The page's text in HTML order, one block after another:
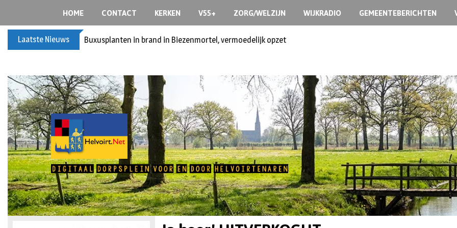
HOME CONTACT KERKEN V55+ ZORG/WELZIJN WIJKRADIO GEMEENTEBERICHTEN
Laatste Nieuws Buxusplanten in brand in Biezenmortel, vermoedelijk opzet